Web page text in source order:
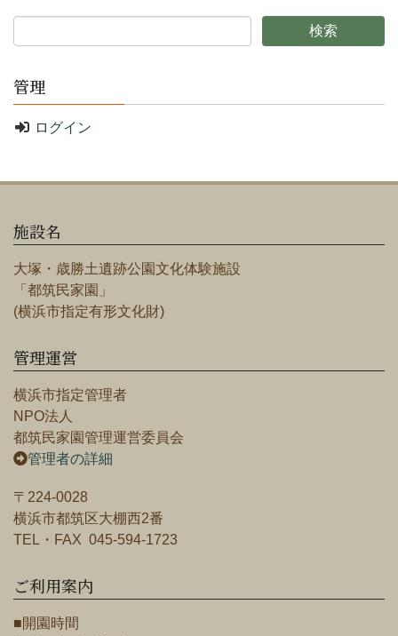
管理
ログイン
施設名
大塚・歳勝土遺跡公園文化体験施設
「都筑民家園」
(横浜市指定有形文化財)
管理運営
横浜市指定管理者
NPO法人
都筑民家園管理運営委員会
管理者の詳細
〒224-0028
横浜市都筑区大棚西2番
TEL・FAX 045-594-1723
ご利用案内
■開園時間